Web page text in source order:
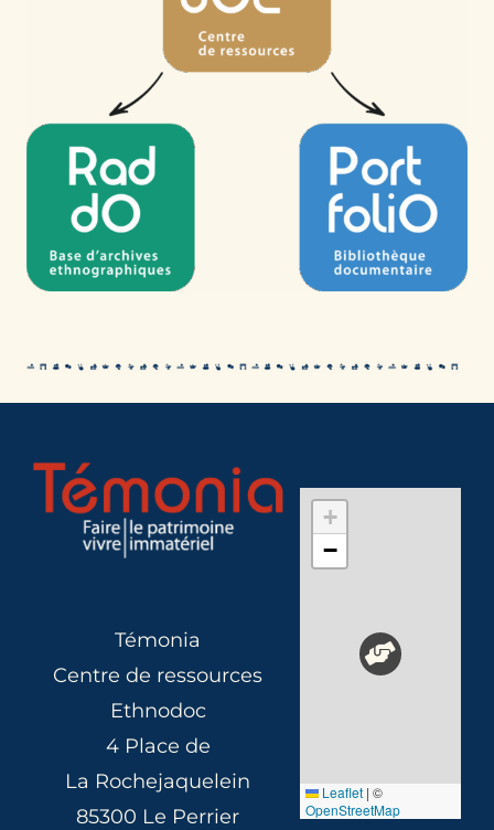
Témonia
Centre de ressources
Ethnodoc
4 Place de
La Rochejaquelein
85300 Le Perrier
+
−
Leaflet | ©
OpenStreetMap